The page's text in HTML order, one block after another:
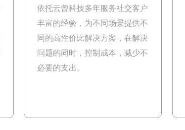
依托云曾科技多年服务社交客户
丰富的经验，为不同场景提供不
同的高性价比解决方案，在解决
问题的同时，控制成本，减少不
必要的支出。